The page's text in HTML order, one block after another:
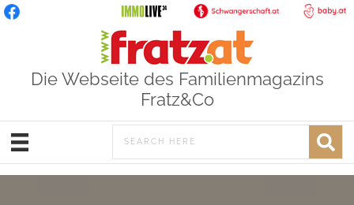
Die Webseite des Familienmagazins
Fratz&Co